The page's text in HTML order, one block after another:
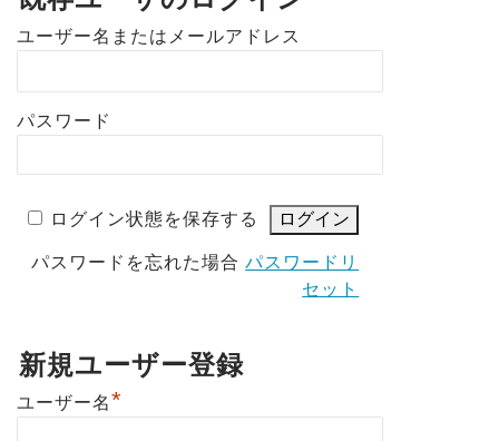
ユーザー名またはメールアドレス
パスワード
ログイン状態を保存する
パスワードを忘れた場合パスワードリ
セット
新規ユーザー登録
ユーザー名*